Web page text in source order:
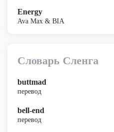
Energy
Ava Max & BIA
Словарь Сленга
buttmad
перевод
bell-end
перевод